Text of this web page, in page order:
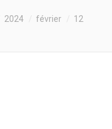
2024 février 12